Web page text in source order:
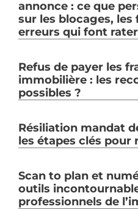
annonce : ce que
sur les blocages, les
erreurs qui font
Refus de payer les
immobilière : les
possibles ?
Résiliation mandat
les étapes clés pour
Scan to plan et
outils
professionnels de